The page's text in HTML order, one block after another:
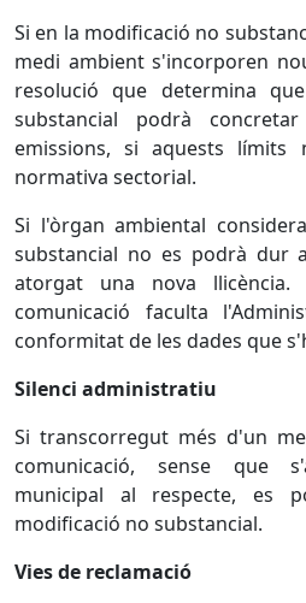
Si en la modificació no
medi ambient s'incorporen
resolució que determina
substancial podrà
emissions, si aquests
normativa sectorial.
Si l'òrgan ambiental
substancial no es podrà dur
atorgat una nova
comunicació faculta
conformitat de les dades que
Silenci administratiu
Si transcorregut més d'un
comunicació, sense que
municipal al respecte, es
modificació no substancial.
Vies de reclamació